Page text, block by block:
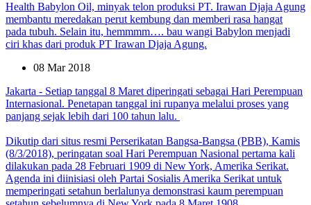
Health Babylon Oil, minyak telon produksi PT. Irawan Djaja Agung
membantu meredakan perut kembung dan memberi rasa hangat
pada tubuh. Selain itu, hemmmm…. bau wangi Babylon menjadi
ciri khas dari produk PT Irawan Djaja Agung.
08 Mar 2018
Jakarta - Setiap tanggal 8 Maret diperingati sebagai Hari Perempuan
Internasional. Penetapan tanggal ini rupanya melalui proses yang
panjang sejak lebih dari 100 tahun lalu.
Dikutip dari situs resmi Perserikatan Bangsa-Bangsa (PBB), Kamis
(8/3/2018), peringatan soal Hari Perempuan Nasional pertama kali
dilakukan pada 28 Februari 1909 di New York, Amerika Serikat.
Agenda ini diinisiasi oleh Partai Sosialis Amerika Serikat untuk
memperingati setahun berlalunya demonstrasi kaum perempuan